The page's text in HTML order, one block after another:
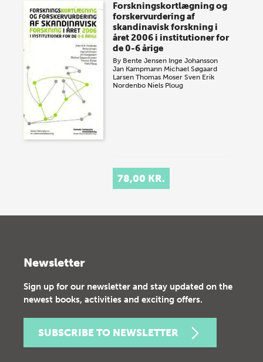
Forskningskortlægning og
forskervurdering af
skandinavisk forskning i
året 2006 i institutioner for
de 0-6 årige
By Bente Jensen Inge Johansson
Jan Kampmann Michael Søgaard
Larsen Thomas Moser Sven Erik
Nordenbo Niels Ploug
78,00 KR.
Newsletter
Sign up for our newsletter and stay updated on the
newest books, activities and exciting offers.
SUBSCRIBE TO NEWSLETTER